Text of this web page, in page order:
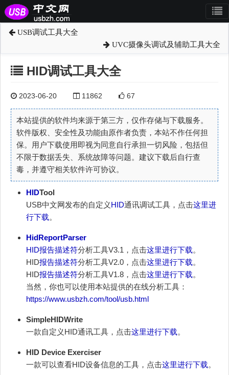
USB调试工具大全
UVC摄像头调试及辅助工具大全
HID调试工具大全
2023-06-20 11862 67
本站提供的软件均来源于第三方，仅作存储与下载服务。
软件版权、安全性及功能由原作者负责，本站不作任何担
保。用户下载使用即视为同意自行承担一切风险，包括但
不限于数据丢失、系统故障等问题。建议下载后自行查
毒，并遵守相关软件许可协议。
HIDTool
USB中文网发布的自定义 HID通讯调试工具，点击这里进
行下载。
HidReportParser
HID报告描述符分析工具V3.1，点击这里进行下载。
HID报告描述符分析工具V2.0，点击这里进行下载。
HID报告描述符分析工具V1.8，点击这里进行下载。
当然，你也可以使用本站提供的在线分析工具：
https://www.usbzh.com/tool/usb.html
SimpleHIDWrite
一款自定义HID通讯工具，点击这里进行下载。
HID Device Exerciser
一款可以查看HID设备信息的工具，点击这里进行下载。